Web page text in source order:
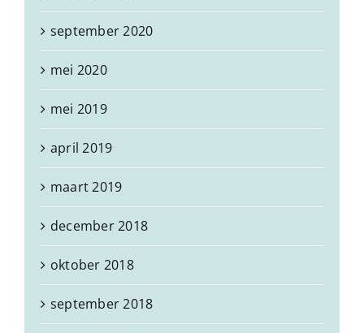
september 2020
mei 2020
mei 2019
april 2019
maart 2019
december 2018
oktober 2018
september 2018